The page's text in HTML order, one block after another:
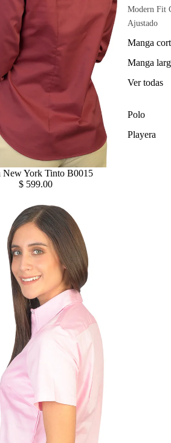
Modern Fit
Ajustado
Manga
Manga
Ver todas
Polo
Playera
New York Tinto B0015
$ 599.00